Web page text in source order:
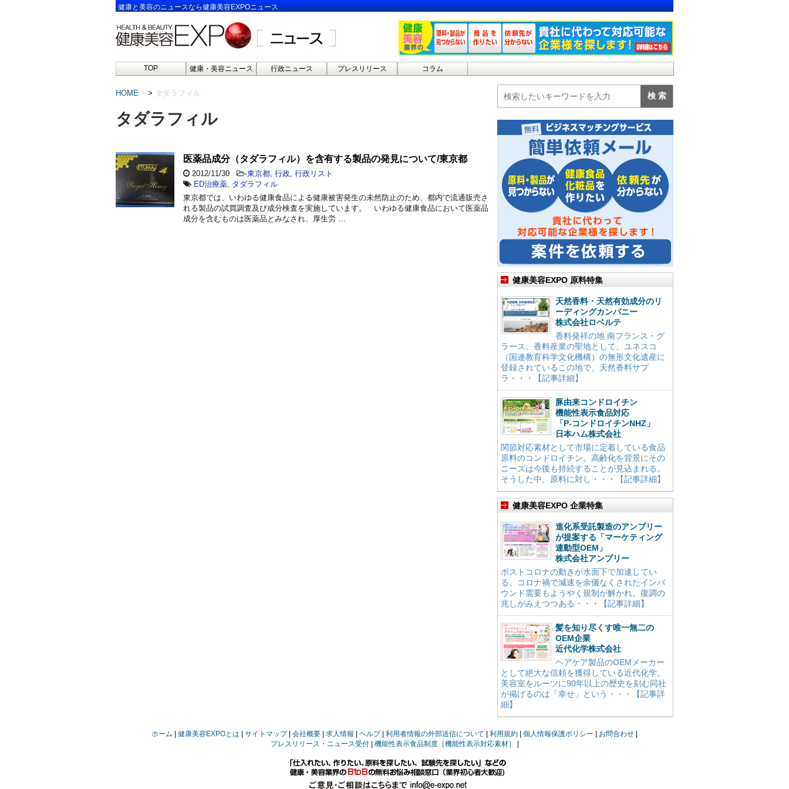
健康と美容のニュースなら健康美容EXPOニュース
TOP 健康・美容ニュース 行政ニュース プレスリリース コラム
HOME > タダラフィル
タダラフィル
医薬品成分（タダラフィル）を含有する製品の発見について/東京都
2012/11/30 -東京都 行政 行政リスト
ED治療薬 タダラフィル
東京都では、いわゆる健康食品による健康被害発生の未然防止のため、都内で流通販売さ
れる製品の試買調査及び成分検査を実施しています。 いわゆる健康食品において医薬品
成分を含むものは医薬品とみなされ、厚生労 …
健康美容EXPO 原料特集
天然香料・天然有効成分のリ
ーディングカンパニー
株式会社ロベルテ
香料発祥の地 南フランス・グ
ラース。香料産業の聖地として、ユネスコ
（国連教育科学文化機構）の無形文化遺産に
登録されているこの地で、天然香料サプ
ラ・・・【記事詳細】
豚由来コンドロイチン
機能性表示食品対応
「P-コンドロイチンNHZ」
日本ハム株式会社
関節対応素材として市場に定着している食品
原料のコンドロイチン。高齢化を背景にその
ニーズは今後も持続することが見込まれる。
そうした中、原料に対し・・・【記事詳細】
健康美容EXPO 企業特集
進化系受託製造のアンプリー
が提案する「マーケティング
連動型OEM」
株式会社アンプリー
ポストコロナの動きが水面下で加速してい
る。コロナ禍で減速を余儀なくされたインバ
ウンド需要もようやく規制が解かれ、復調の
兆しがみえつつある・・・【記事詳細】
髪を知り尽くす唯一無二の
OEM企業
近代化学株式会社
ヘアケア製品のOEMメーカー
として絶大な信頼を獲得している近代化学。
美容室をルーツに90年以上の歴史を刻む同社
が掲げるのは「幸せ」という・・・【記事詳
細】
ホーム 健康美容EXPOとは サイトマップ 会社概要 求人情報 ヘルプ 利用者情報の外部送信について 利用規約 個人情報保護ポリシー
お問合わせ
プレスリリース・ニュース受付
機能性表示食品制度［機能性表示対応素材］